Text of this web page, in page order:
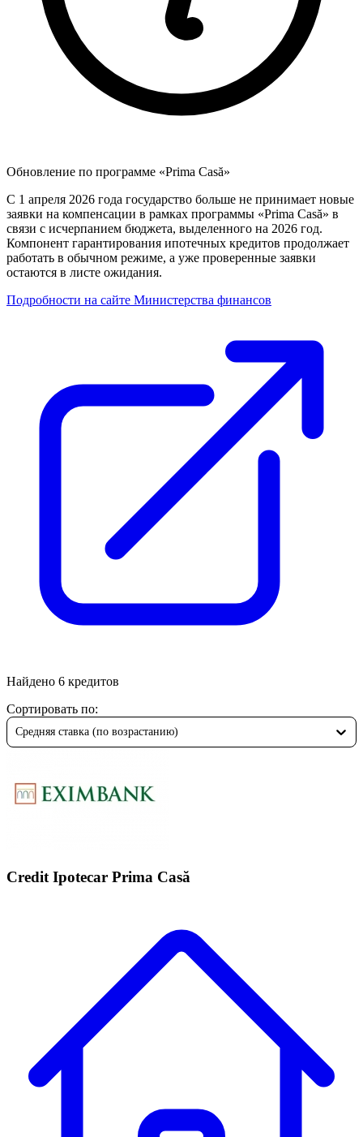
Обновление по программе «Prima Casă»
С 1 апреля 2026 года государство больше не принимает новые
заявки на компенсации в рамках программы «Prima Casă» в
связи с исчерпанием бюджета, выделенного на 2026 год.
Компонент гарантирования ипотечных кредитов продолжает
работать в обычном режиме, а уже проверенные заявки
остаются в листе ожидания.
Подробности на сайте Министерства финансов
Найдено 6 кредитов
Сортировать по:
Средняя ставка (по возрастанию)
Credit Ipotecar Prima Casă